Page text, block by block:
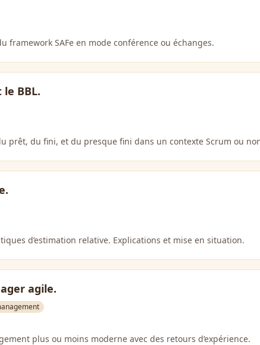
framework SAFe en mode conférence ou échanges.
BBL.
prêt, du fini, et du presque fini dans un contexte Scrum ou
d’estimation relative. Explications et mise en situation.
agile.
plus ou moins moderne avec des retours d’expérience.